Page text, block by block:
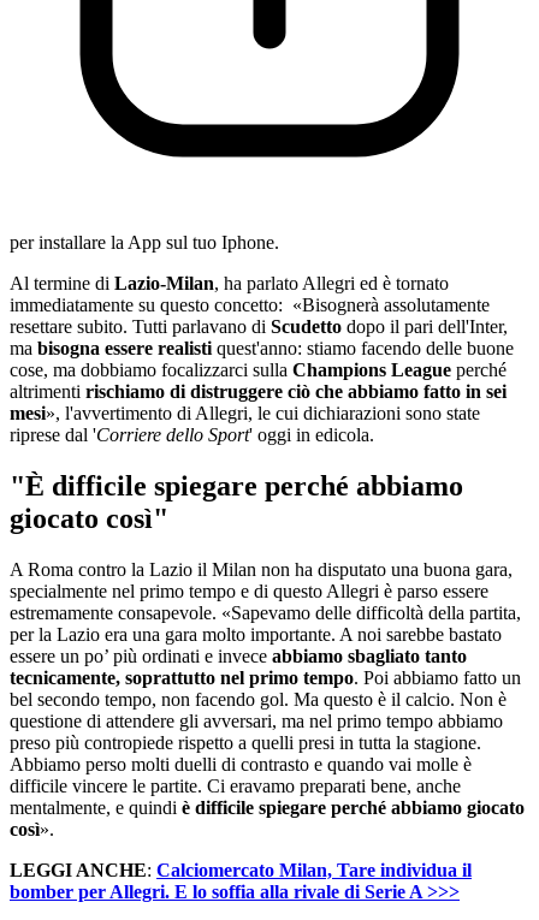
per installare la App sul tuo Iphone.
Al termine di Lazio-Milan, ha parlato Allegri ed è tornato
immediatamente su questo concetto: «Bisognerà assolutamente
resettare subito. Tutti parlavano di Scudetto dopo il pari dell'Inter,
ma bisogna essere realisti quest'anno: stiamo facendo delle buone
cose, ma dobbiamo focalizzarci sulla Champions League perché
altrimenti rischiamo di distruggere ciò che abbiamo fatto in sei
mesi», l'avvertimento di Allegri, le cui dichiarazioni sono state
riprese dal 'Corriere dello Sport' oggi in edicola.
"È difficile spiegare perché abbiamo
giocato così"
A Roma contro la Lazio il Milan non ha disputato una buona gara,
specialmente nel primo tempo e di questo Allegri è parso essere
estremamente consapevole. «Sapevamo delle difficoltà della partita,
per la Lazio era una gara molto importante. A noi sarebbe bastato
essere un po’ più ordinati e invece abbiamo sbagliato tanto
tecnicamente, soprattutto nel primo tempo. Poi abbiamo fatto un
bel secondo tempo, non facendo gol. Ma questo è il calcio. Non è
questione di attendere gli avversari, ma nel primo tempo abbiamo
preso più contropiede rispetto a quelli presi in tutta la stagione.
Abbiamo perso molti duelli di contrasto e quando vai molle è
difficile vincere le partite. Ci eravamo preparati bene, anche
mentalmente, e quindi è difficile spiegare perché abbiamo giocato
così».
LEGGI ANCHE: Calciomercato Milan, Tare individua il
bomber per Allegri. E lo soffia alla rivale di Serie A >>>